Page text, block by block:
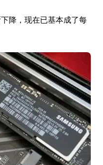
降，现在已基本成了每